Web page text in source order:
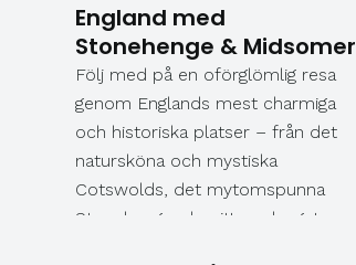
England med
Stonehenge & Midsomer
Följ med på en oförglömlig resa
genom Englands mest charmiga
och historiska platser – från det
natursköna och mystiska
Cotswolds, det mytomspunna
Stonehenge, de pittoreska gatorna